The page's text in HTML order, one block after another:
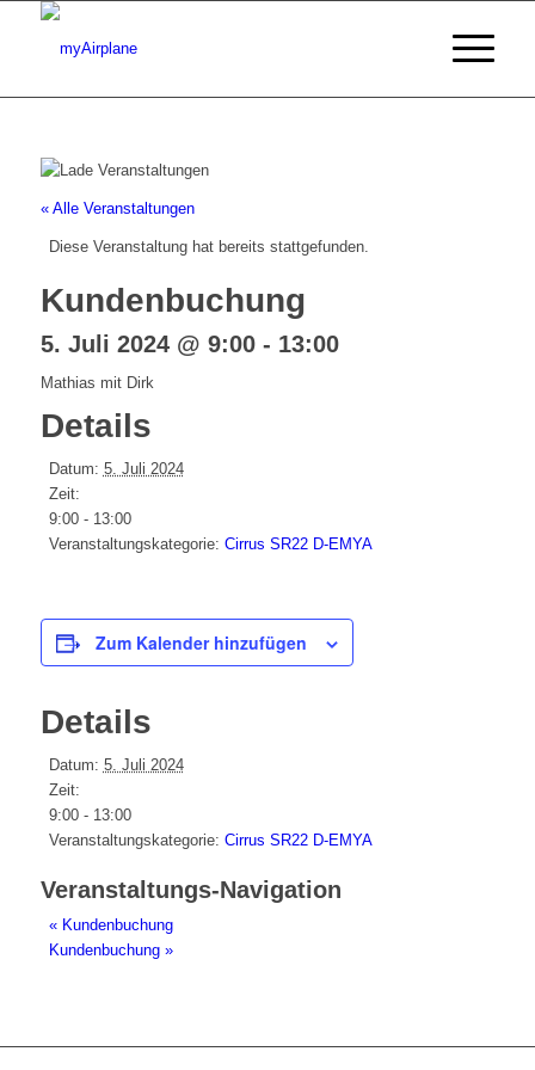
« Alle Veranstaltungen
Diese Veranstaltung hat bereits stattgefunden.
Kundenbuchung
5. Juli 2024 @ 9:00- 13:00
Mathias mit Dirk
Details
Datum: 5. Juli 2024
Zeit:
9:00 - 13:00
Veranstaltungskategorie: Cirrus SR22 D-EMYA
Zum Kalender hinzufügen
Details
Datum: 5. Juli 2024
Zeit:
9:00 - 13:00
Veranstaltungskategorie: Cirrus SR22 D-EMYA
Veranstaltungs-Navigation
«Kundenbuchung
Kundenbuchung »